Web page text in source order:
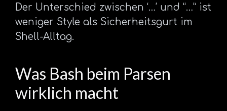
Der Unterschied zwischen ‘…’ und “…” ist
weniger Style als Sicherheitsgurt im
Shell-Alltag.
Was Bash beim Parsen
wirklich macht